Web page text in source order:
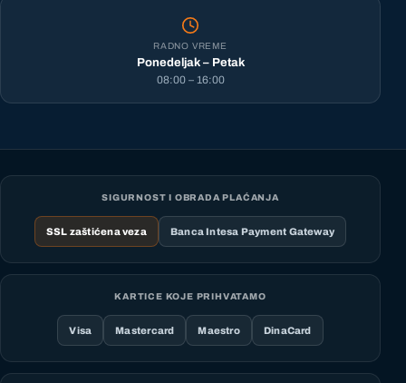
RADNO VREME
Ponedeljak – Petak
08:00 – 16:00
SIGURNOST I OBRADA PLAĆANJA
SSL zaštićena veza Banca Intesa Payment Gateway
KARTICE KOJE PRIHVATAMO
Visa Mastercard Maestro DinaCard